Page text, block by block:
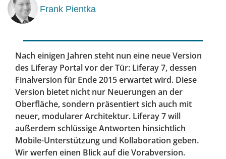
Frank Pientka
Nach einigen Jahren steht nun eine neue Version
des Liferay Portal vor der Tür: Liferay 7, dessen
Finalversion für Ende 2015 erwartet wird. Diese
Version bietet nicht nur Neuerungen an der
Oberfläche, sondern präsentiert sich auch mit
neuer, modularer Architektur. Liferay 7 will
außerdem schlüssige Antworten hinsichtlich
Mobile-Unterstützung und Kollaboration geben.
Wir werfen einen Blick auf die ­Vorabversion.